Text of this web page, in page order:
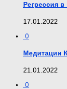
Регрессия
17.01.2022
0
Медитации
21.01.2022
0